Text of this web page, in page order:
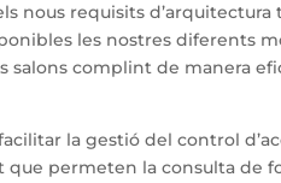
nous requisits d’arquitectura
les nostres diferents
salons complint de manera
la gestió del control
que permeten la consulta de